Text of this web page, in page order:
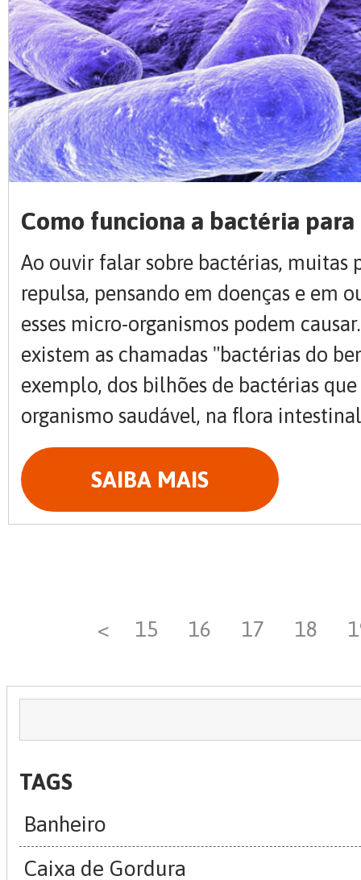
Como funciona a bactéria para
Ao ouvir falar sobre bactérias, muitas
repulsa, pensando em doenças e em
esses micro-organismos podem
existem as chamadas "bactérias do
exemplo, dos bilhões de bactérias
organismo saudável, na flora
SAIBA MAIS
< 15 16 17 18
TAGS
Banheiro
Caixa de Gordura